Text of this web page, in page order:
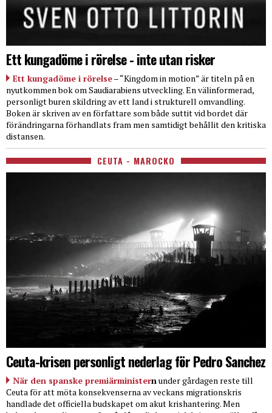
Ett kungadöme i rörelse - inte utan risker
Ett kungadöme i rörelse– “Kingdom in motion” är titeln på en
nyutkommen bok om Saudiarabiens utveckling. En välinformerad,
personligt buren skildring av ett land i strukturell omvandling.
Boken är skriven av en författare som både suttit vid bordet där
förändringarna förhandlats fram men samtidigt behållit den kritiska
distansen.
CEUTA - MAROCKO
Ceuta-krisen personligt nederlag för Pedro Sanchez
När den spanske premiärministernunder gårdagen reste till
Ceuta för att möta konsekvenserna av veckans migrationskris
handlade det officiella budskapet om akut krishantering. Men